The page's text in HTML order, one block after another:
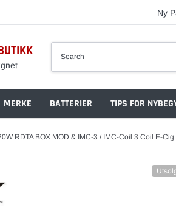
Ny
MERKE BATTERIER TIPS FOR
RDTA BOX MOD & IMC-3 / IMC-Coil 3 Coil E-Cig